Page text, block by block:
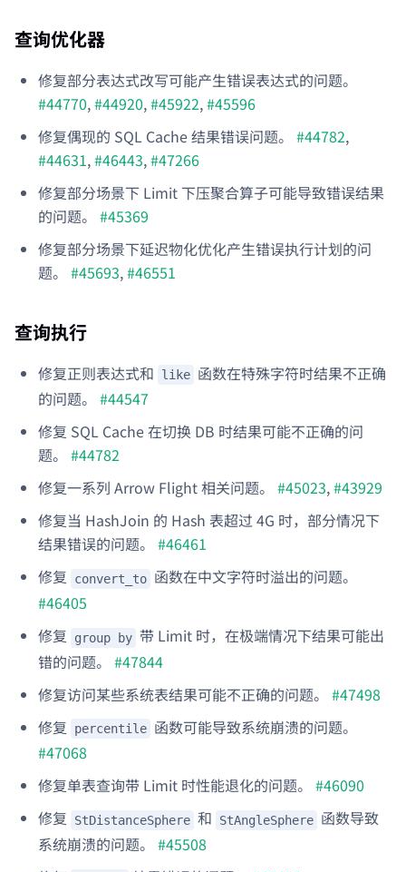
查询优化器
修复部分表达式改写可能产生错误表达式的问题。
#44770,#44920,#45922,#45596
修复偶现的 SQL Cache 结果错误问题。 #44782,
#44631,#46443,#47266
修复部分场景下 Limit 下压聚合算子可能导致错误结果
的问题。 #45369
修复部分场景下延迟物化优化产生错误执行计划的问
题。 #45693,#46551
查询执行
修复正则表达式和 like 函数在特殊字符时结果不正确
的问题。 #44547
修复 SQL Cache 在切换 DB 时结果可能不正确的问
题。 #44782
修复一系列 Arrow Flight 相关问题。 #45023,#43929
修复当 HashJoin 的 Hash 表超过 4G 时，部分情况下
结果错误的问题。 #46461
修复
convert_to 函数在中文字符时溢出的问题。
#46405
修复
group by 带 Limit 时，在极端情况下结果可能出
错的问题。 #47844
修复访问某些系统表结果可能不正确的问题。 #47498
修复
percentile 函数可能导致系统崩溃的问题。
#47068
修复单表查询带 Limit 时性能退化的问题。 #46090
修复
StDistanceSphere 和 StAngleSphere 函数导致
系统崩溃的问题。 #45508